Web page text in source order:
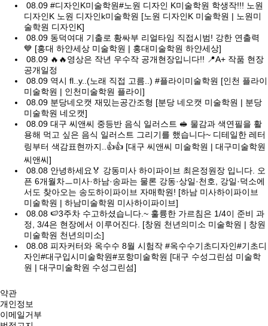
08.09 #디자인K미술학원#노원 디자인 K미술학원 학생작!!! 노원
디자인K 노원 디자인k미술학원 [노원 디자인K 미술학원 | 노원미
술학원 디자인K]
08.09 동덕여대 기출로 황싸부 리얼타임 직접시범! 강한 연출력
💙 [홍대 하얀세상 미술학원 | 홍대미술학원 하얀세상]
08.09 🔥🔥영상은 작년 우수작 공개현장입니다!! 📍A+ 작품 현장
공개일정
08.09 역시 fl..y..(노래 직접 고름..) #플라이미술학원 [인천 플라이
미술학원 | 인천미술학원 플라이]
08.09 분당네오캣 재밌는공간조형 [분당 네오캣 미술학원 | 분당
미술학원 네오캣]
08.09 대구 씨앤씨 중등반 음식 일러스트 🥪 물감과 색연필을 활
용해 먹고 싶은 음식 일러스트 그리기를 했습니다~ 디테일한 레터
링부터 색감표현까지..👍👍 [대구 씨앤씨 미술학원 | 대구미술학원
씨앤씨]
08.08 안녕하세요🏅 강동미사 하이파이브 최은정원장 입니다. 오
픈 6개월차ㅡ미사·하남·송파는 물론 강동·상일·천호, 강일·덕소에
서도 찾아오는 송도하이파이브 자매학원! [하남 미사하이파이브
미술학원 | 하남미술학원 미사하이파이브]
08.08 🍉3주차 수고하셨습니다.~ 훌륭한 가르침은 1/4이 준비 과
정, 3/4은 현장에서 이루어진다. [창원 천년의미소 미술학원 | 창원
미술학원 천년의미소]
08.08 피자커터와 옥수수 8월 시험작 #옥수수기초디자인#기초디
자인#대구입시미술학원#포항미술학원 [대구 수성그린섬 미술학
원 | 대구미술학원 수성그린섬]
약관
개인정보
이메일거부